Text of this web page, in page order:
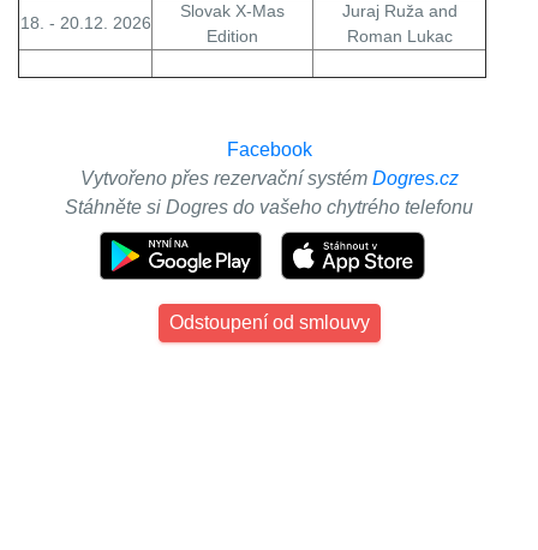
18. - 20.12. 2026
Slovak X-Mas
Edition
Juraj Ruža and
Roman Lukac
Facebook
Vytvořeno přes rezervační systém Dogres.cz
Stáhněte si Dogres do vašeho chytrého telefonu
Odstoupení od smlouvy